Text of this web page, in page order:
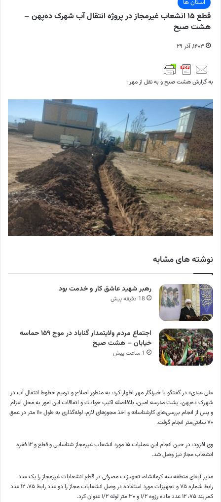
استان ها
قطع ۱۵ انشعاب غیرمجاز در پروژه انتقال آب شهرک ده‌پهن –
هشت صبح
۱۴۰۳, آذر ۲۹
به گزارش هشت صبح و به نقل از مهر :
نوشته های مشابه
رهبر شهید عاشق کار و خدمت بود
18 دقیقه پیش
اجتماع مردم ولایتمدار گناباد در موج ۱۵۹ حماسه
خیابان – هشت صبح
1 ساعت پیش
علی عبدی» در گفتگو با خبرنگار مهر اظهار کرد: به منظور اصلاح و ترمیم خطوط انتقال آب در
شهرک ده‌پهن، پشت مدرسه امین، بلافاصله اکیپ حوادث و اتفاقات این امور به محل اعزام
و پس از انجام بررسی‌های کارشناسانه و اخذ مجوزهای لازم، لوله‌گذاری به طول ۱۱۰ متر در عمق
۷۰ سانتی‌متر انجام گرفت.
وی افزود: در حین انجام این عملیات ۱۵ مورد انشعاب غیرمجاز شناسایی و قطع و ۱۲ فقره
انشعاب مجاز نیز وصل شد.
مدیر آبفای منطقه سه کرمانشاه، تجهیزات مصرفی در قطع انشعابات غیرمجاز را یک عدد
رابط شماره ۷۵ و تجهیزات مورد استفاده در وصل انشعابات مجاز را دو عدد رابط ۷۵، ۱۲ عدد
کمربند ۷۵، ۱۲ عدد ماده
رزوه